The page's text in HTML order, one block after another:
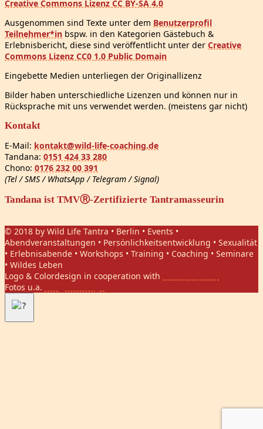
Creative Commons Lizenz CC BY-SA 4.0
Ausgenommen sind Texte unter dem Benutzerprofil
Teilnehmer*in bspw. in den Kategorien Gästebuch &
Erlebnisbericht, diese sind veröffentlicht unter der Creative
Commons Lizenz CC0 1.0 Public Domain
Eingebette Medien unterliegen der Originallizenz
Bilder haben unterschiedliche Lizenzen und können nur in
Rücksprache mit uns verwendet werden. (meistens gar nicht)
Kontakt
E-Mail: kontakt@wild-life-coaching.de
Tandana: 0151 424 33 280
Chono: 0176 232 00 391
(Tel / SMS / WhatsApp / Telegram / Signal)
Tandana ist TMVⓇ-Zertifizierte Tantramasseurin
© 2018 by Wild Life Tantra • Berlin • Events •
Abendveranstaltungen • Persönlichkeitsentwicklung • Sexualität
• Erlebnisabende • Workshops • Training • Coaching • Seminare
• Wildes Leben
Logo & Colordesign in cooperation with
Fotos u.a.